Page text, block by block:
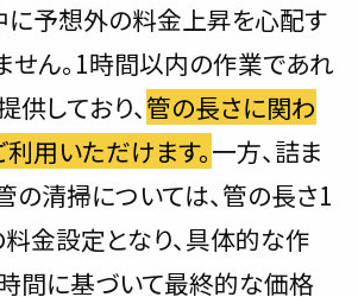
に予想外の料金上昇を心配す
せん。1時間以内の作業であれ
しており、管の長さに関わ
用いただけます。一方、詰ま
の清掃については、管の長さ1
料金設定となり、具体的な作
間に基づいて最終的な価格